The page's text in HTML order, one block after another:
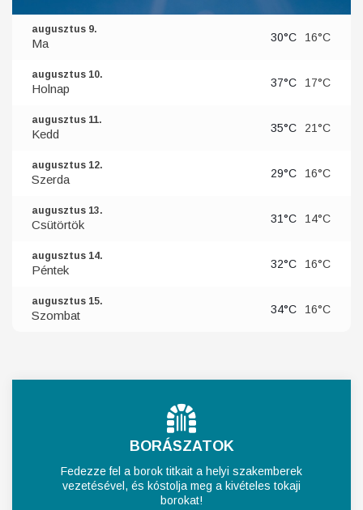
augusztus 9.
Ma 30°C 16°C
augusztus 10.
Holnap 37°C 17°C
augusztus 11.
Kedd 35°C 21°C
augusztus 12.
Szerda 29°C 16°C
augusztus 13.
Csütörtök 31°C 14°C
augusztus 14.
Péntek 32°C 16°C
augusztus 15.
Szombat 34°C 16°C
BORÁSZATOK
Fedezze fel a borok titkait a helyi szakemberek
vezetésével, és kóstolja meg a kivételes tokaji
borokat!